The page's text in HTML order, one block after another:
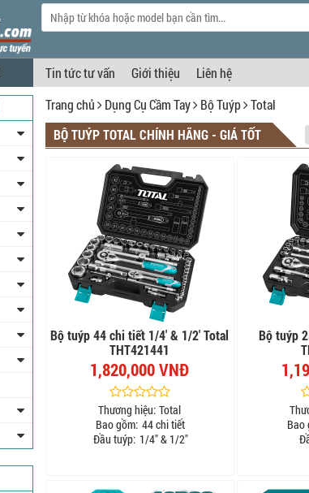
Tin tức tư vấn Giới thiệu
Liên hệ
Trang chủ
Dụng Cụ Cầm Tay Bộ Tuýp Total
BỘ TUÝP TOTAL CHÍNH HÃNG - GIÁ TỐT
Bộ tuýp 44 chi tiết 1/4' & 1/2' Total
THT421441
1,820,000 VNĐ
Thương hiệu: Total
Bao gồm: 44 chi tiết
Đầu tuýp: 1/4" & 1/2"
Bộ tuýp
Bao